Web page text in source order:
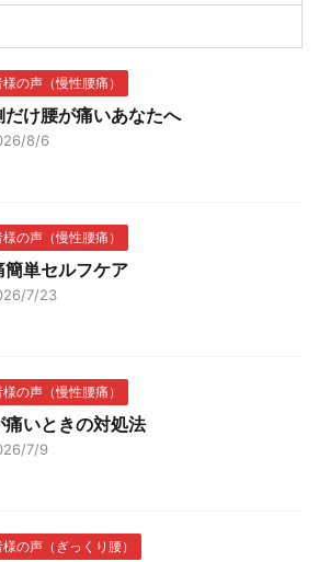
の声（慢性腰痛）
だけ腰が痛いあなたへ
8/6
の声（慢性腰痛）
簡単セルフケア
7/23
の声（慢性腰痛）
痛いときの対処法
7/9
の声（ぎっくり腰）